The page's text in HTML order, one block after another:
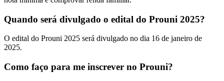
Quando será divulgado o edital do Prouni 2025?
O edital do Prouni 2025 será divulgado no dia 16 de janeiro de
2025.
Como faço para me inscrever no Prouni?